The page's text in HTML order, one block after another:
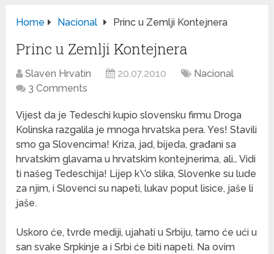
Home Nacional Princ u Zemlji Kontejnera
Princ u Zemlji Kontejnera
Slaven Hrvatin 20.07.2010
Nacional
3 Comments
Vijest da je Tedeschi kupio slovensku firmu Droga
Kolinska razgalila je mnoga hrvatska pera. Yes! Stavili
smo ga Slovencima! Kriza, jad, bijeda, građani sa
hrvatskim glavama u hrvatskim kontejnerima, ali… Vidi
ti našeg Tedeschija! Lijep k\’o slika, Slovenke su lude
za njim, i Slovenci su napeti, lukav poput lisice, jaše li
jaše.
Uskoro će, tvrde mediji, ujahati u Srbiju, tamo će ući u
san svake Srpkinje a i Srbi će biti napeti. Na ovim